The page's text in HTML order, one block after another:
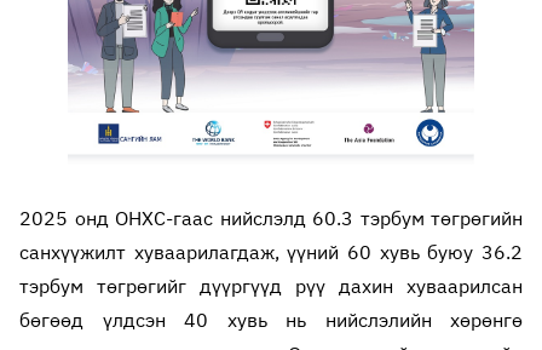
2025 онд ОНХС-гаас нийслэлд 60.3 тэрбум төгрөгийн
санхүүжилт хуваарилагдаж, үүний 60 хувь буюу 36.2
тэрбум төгрөгийг дүүргүүд рүү дахин хуваарилсан
бөгөөд үлдсэн 40 хувь нь нийслэлийн хөрөнгө